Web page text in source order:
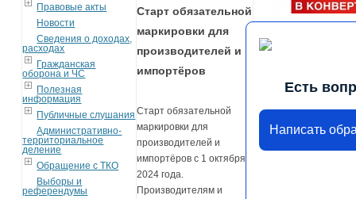
Правовые акты
Новости
Сведения о доходах,
расходах
Гражданская
оборона и ЧС
Полезная
информация
Публичные слушания
Административно-
территориальное
деление
Обращение с ТКО
Выборы и
референдумы
Старт обязательной
маркировки для
производителей и
импортёров
Старт обязательной
маркировки для
производителей и
импортёров с 1 октября
2024 года.
Производителям и
Есть
Написать